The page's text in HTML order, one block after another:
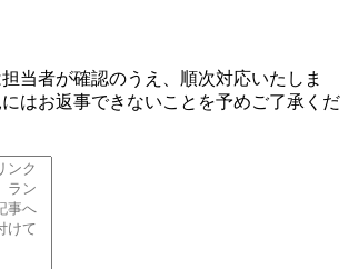
当者が確認のうえ、順次対応いたしま
はお返事できないことを予めご了承くだ